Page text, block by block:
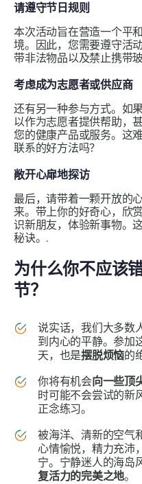
请遵守节日规则
本次活动旨在营造一个平
境。因此，您需要遵守活
带非法物品以及禁止携带
考虑成为志愿者或供应商
还有另一种参与方式。如
以作为志愿者提供帮助，
您的健康产品或服务。这
联系的好方法吗？
敞开心扉地探访
最后，请带着一颗开放的
来。带上你的好奇心，欣
识新朋友，体验新事物。
秘诀。.
为什么你不应该
节？
说实话，我们大多数
到内心的平静。参加
天，也是摆脱烦恼的
你将有机会向一些顶
时可能不会尝试的新
正念练习。
被海洋、清新的空气
心情愉悦，精力充沛
宁。宁静迷人的海岛
复活力的完美之地。